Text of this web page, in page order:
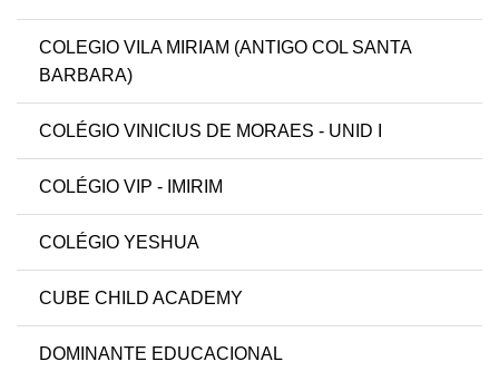
COLEGIO VILA MIRIAM (ANTIGO COL SANTA
BARBARA)
COLÉGIO VINICIUS DE MORAES - UNID I
COLÉGIO VIP - IMIRIM
COLÉGIO YESHUA
CUBE CHILD ACADEMY
DOMINANTE EDUCACIONAL